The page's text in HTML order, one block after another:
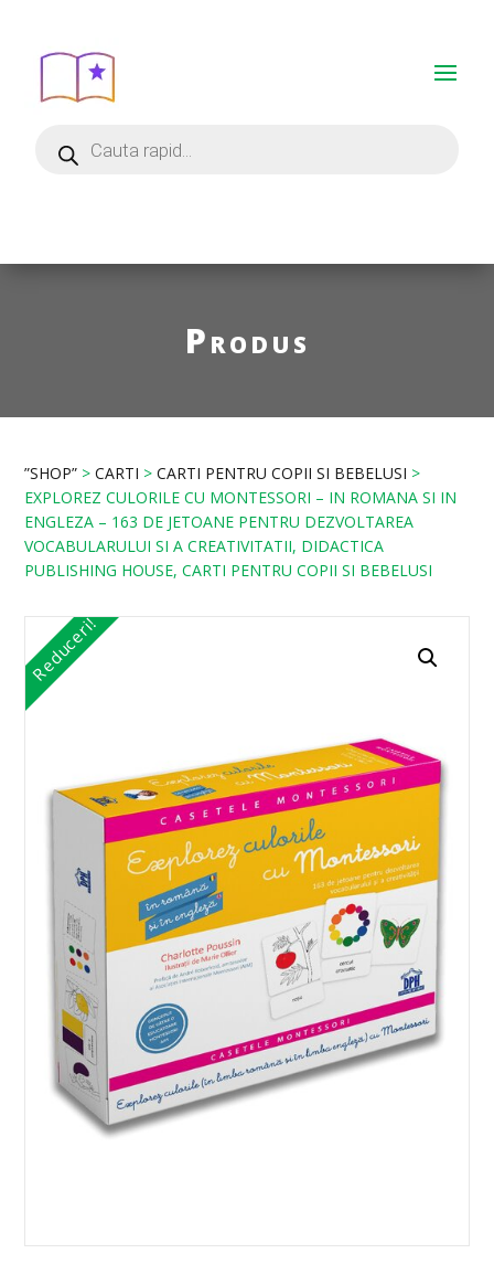
Produs
”SHOP” >CARTI >CARTI PENTRU COPII SI BEBELUSI >
EXPLOREZ CULORILE CU MONTESSORI – IN ROMANA SI IN
ENGLEZA – 163 DE JETOANE PENTRU DEZVOLTAREA
VOCABULARULUI SI A CREATIVITATII, DIDACTICA
PUBLISHING HOUSE, CARTI PENTRU COPII SI BEBELUSI
Reduceri!